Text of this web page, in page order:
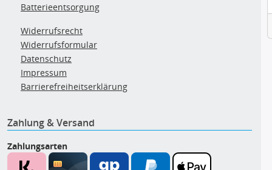
Batterieentsorgung
Widerrufsrecht
Widerrufsformular
Datenschutz
Impressum
Barrierefreiheitserklärung
Zahlung & Versand
Zahlungsarten